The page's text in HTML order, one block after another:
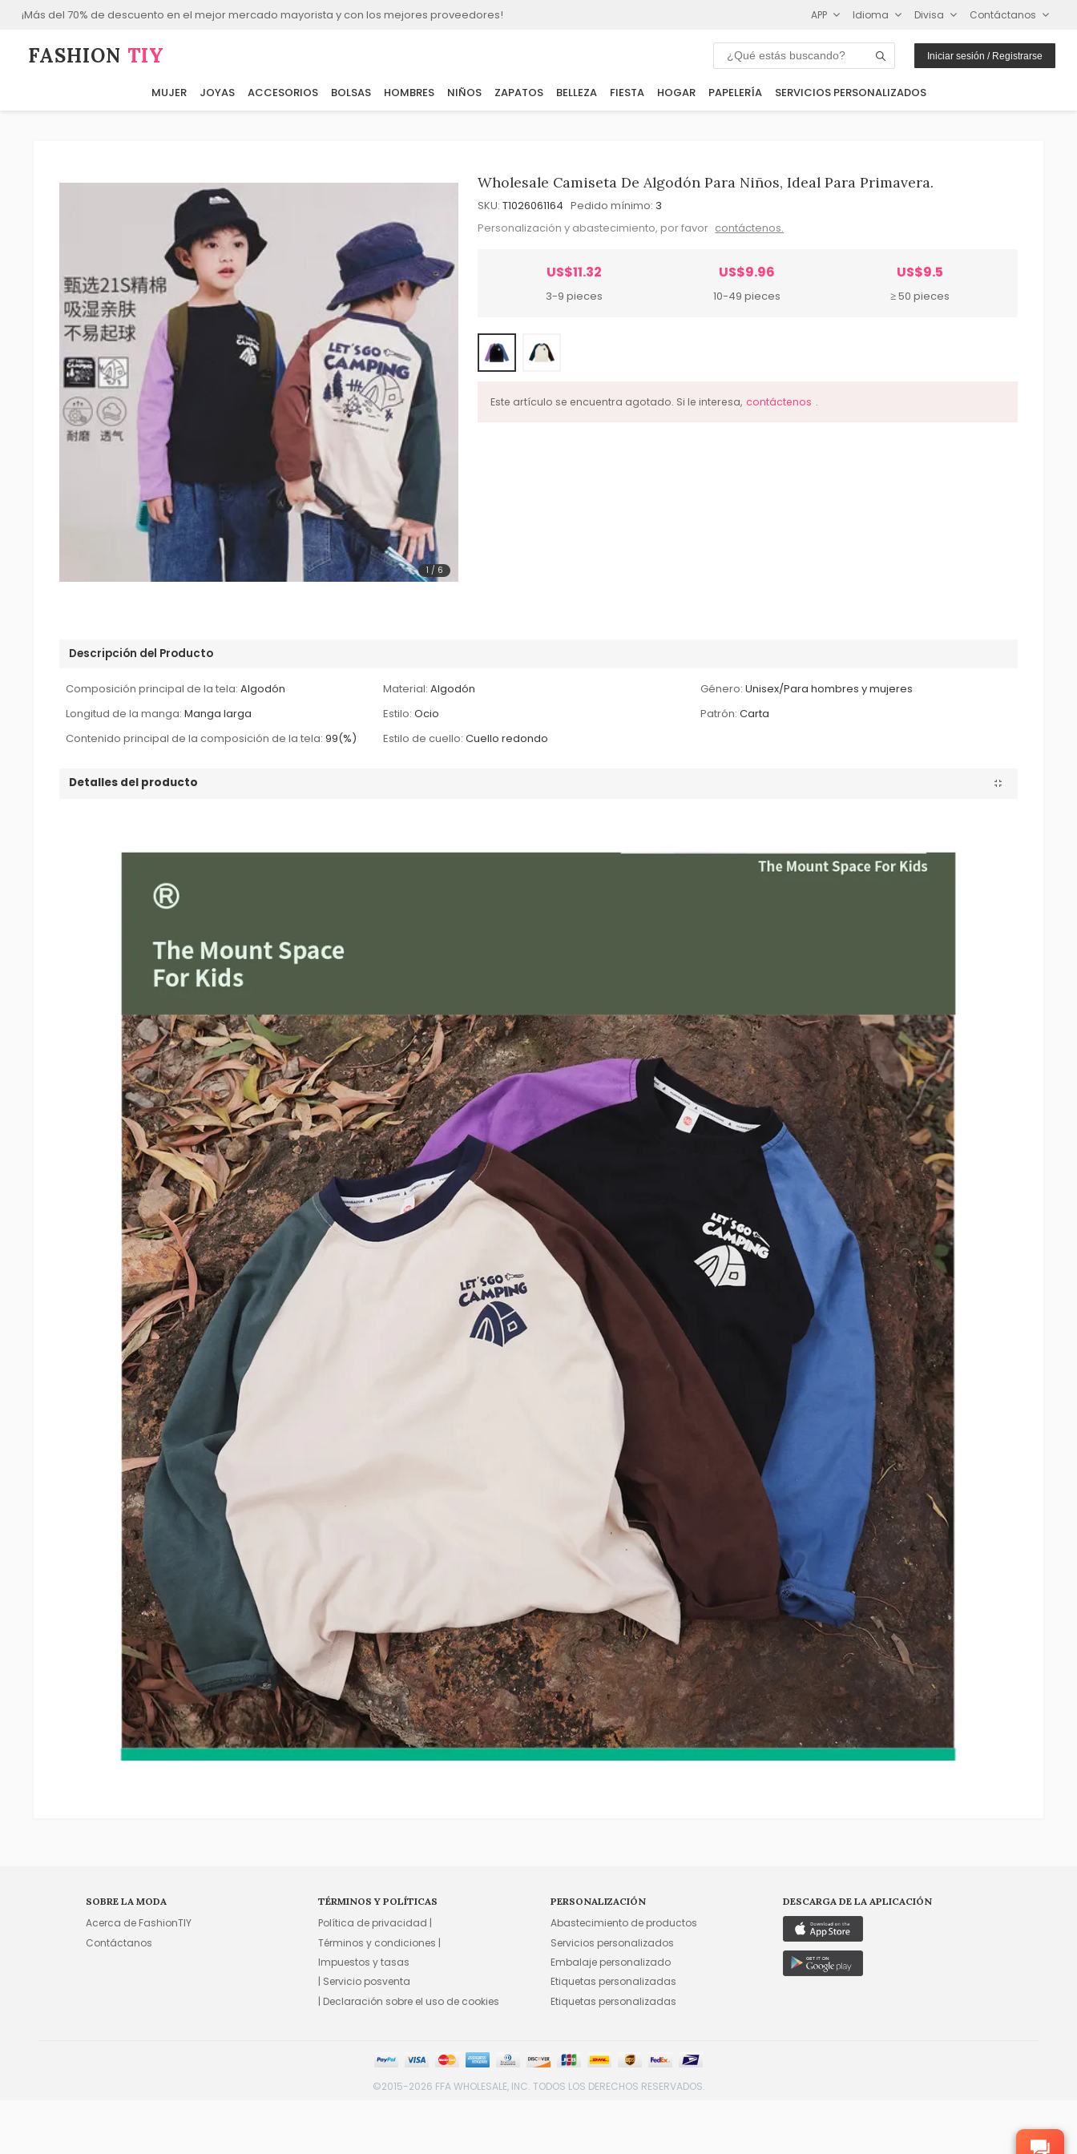
¡Más del 70% de descuento en el mejor mercado mayorista y con los mejores proveedores! APP Idioma Divisa Contáctanos
FASHION⁠ TIY Iniciar sesión / Registrarse
MUJER JOYAS ACCESORIOS BOLSAS HOMBRES NIÑOS ZAPATOS BELLEZA FIESTA HOGAR PAPELERÍA SERVICIOS PERSONALIZADOS
1 / 6
Wholesale Camiseta De Algodón Para Niños, Ideal Para Primavera.
SKU: T1026061164 Pedido mínimo: 3
Personalización y abastecimiento, por favor contáctenos.
US$11.32
3-9 pieces
US$9.96
10-49 pieces
US$9.5
≥ 50 pieces
Este artículo se encuentra agotado. Si le interesa, contáctenos .
Descripción del Producto
Composición principal de la tela: Algodón Material: Algodón Género: Unisex/Para hombres y mujeres
Longitud de la manga: Manga larga Estilo: Ocio Patrón: Carta
Contenido principal de la composición de la tela: 99(%) Estilo de cuello: Cuello redondo
Detalles del producto
SOBRE LA MODA
Acerca de FashionTIY
Contáctanos
TÉRMINOS Y POLÍTICAS
Política de privacidad |
Términos y condiciones |
Impuestos y tasas
| Servicio posventa
| Declaración sobre el uso de cookies
PERSONALIZACIÓN
Abastecimiento de productos
Servicios personalizados
Embalaje personalizado
Etiquetas personalizadas
Etiquetas personalizadas
DESCARGA DE LA APLICACIÓN
©2015-2026 FFA WHOLESALE, INC. TODOS LOS DERECHOS RESERVADOS.